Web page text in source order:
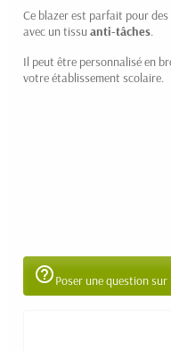
Ce blazer est parfait pour
avec un tissu anti-tâches
Il peut être personnalisé en
votre établissement scolaire.
help_outlinePoser une question